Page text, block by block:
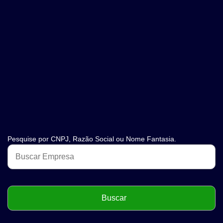
Pesquise por CNPJ, Razão Social ou Nome Fantasia.